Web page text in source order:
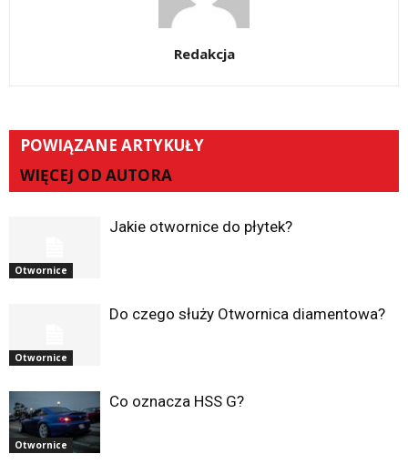
Redakcja
POWIĄZANE ARTYKUŁY
WIĘCEJ OD AUTORA
Otwornice
Jakie otwornice do płytek?
Otwornice
Do czego służy Otwornica diamentowa?
Otwornice
Co oznacza HSS G?